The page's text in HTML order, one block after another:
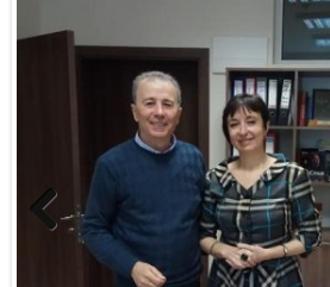
Previous